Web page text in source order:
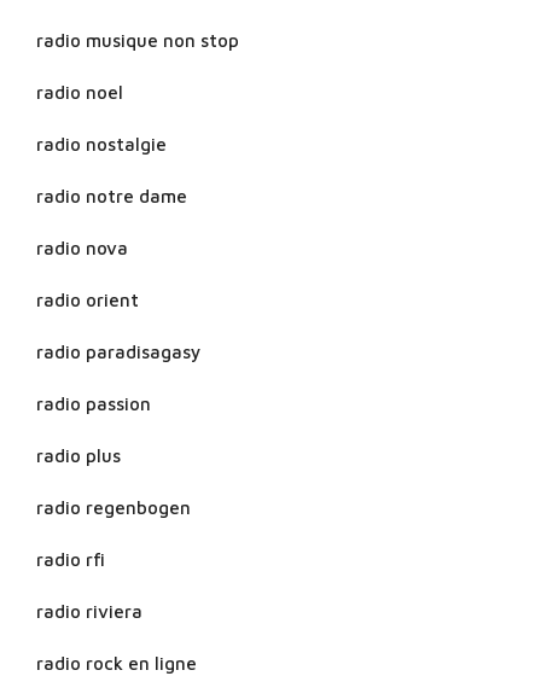
radio musique non stop
radio noel
radio nostalgie
radio notre dame
radio nova
radio orient
radio paradisagasy
radio passion
radio plus
radio regenbogen
radio rfi
radio riviera
radio rock en ligne